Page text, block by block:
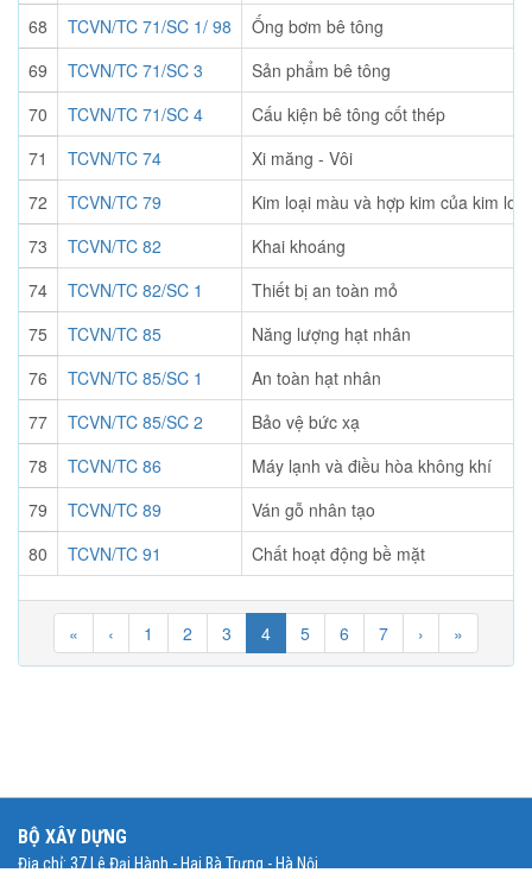
68
TCVN/TC 71/SC 1/ 98
Ống bơm bê tông
69
TCVN/TC 71/SC 3
Sản phẩm bê tông
70
TCVN/TC 71/SC 4
Cấu kiện bê tông cốt thép
71
TCVN/TC 74
Xi măng - Vôi
72
TCVN/TC 79
Kim loại màu và hợp kim của kim
73
TCVN/TC 82
Khai khoáng
74
TCVN/TC 82/SC 1
Thiết bị an toàn mỏ
75
TCVN/TC 85
Năng lượng hạt nhân
76
TCVN/TC 85/SC 1
An toàn hạt nhân
77
TCVN/TC 85/SC 2
Bảo vệ bức xạ
78
TCVN/TC 86
Máy lạnh và điều hòa không khí
79
TCVN/TC 89
Ván gỗ nhân tạo
80
TCVN/TC 91 Chất hoạt động bề mặt
« ‹ 1 2 3 4 5 6 7 › »
BỘ XÂY DỰNG
Địa chỉ: 37 Lê Đại Hành - Hai Bà Trưng - Hà Nội